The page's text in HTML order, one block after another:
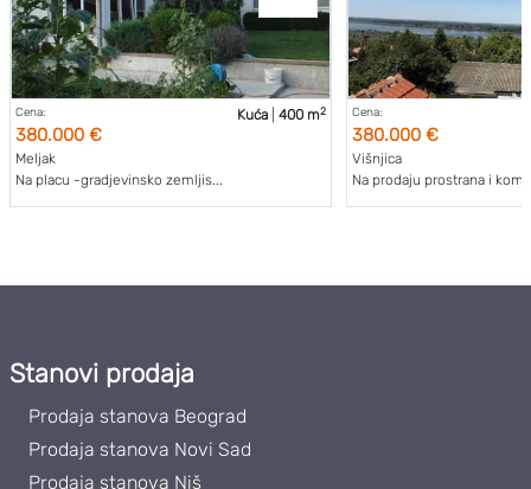
Cena:
380.000 €
Kuća 400 m2
Meljak
Na placu -gradjevinsko zemljis...
Cena:
380.000 €
Višnjica
Na prodaju prostrana i
Stanovi prodaja
Prodaja stanova Beograd
Prodaja stanova Novi Sad
Prodaja stanova Niš